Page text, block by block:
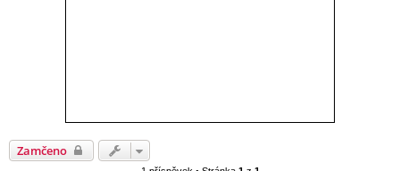
Zamčeno